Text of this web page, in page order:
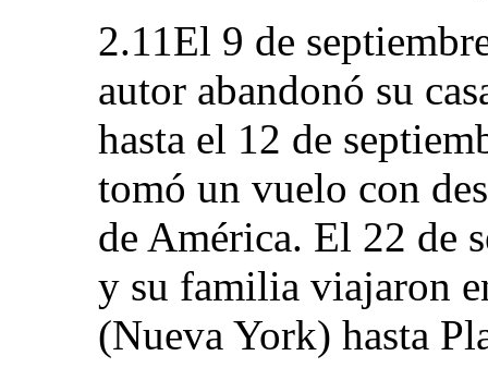
2.11El 9 de
autor abandonó su
hasta el 12 de
tomó un vuelo con
de América. El 22 de
y su familia viajaron
(Nueva York) hasta